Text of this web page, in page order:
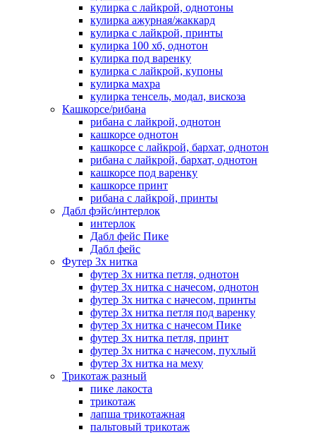
кулирка с лайкрой, однотоны
кулирка ажурная/жаккард
кулирка с лайкрой, принты
кулирка 100 хб, однотон
кулирка под варенку
кулирка с лайкрой, купоны
кулирка махра
кулирка тенсель, модал, вискоза
Кашкорсе/рибана
рибана с лайкрой, однотон
кашкорсе однотон
кашкорсе с лайкрой, бархат, однотон
рибана с лайкрой, бархат, однотон
кашкорсе под варенку
кашкорсе принт
рибана с лайкрой, принты
Дабл фэйс/интерлок
интерлок
Дабл фейс Пике
Дабл фейс
Футер 3х нитка
футер 3х нитка петля, однотон
футер 3х нитка с начесом, однотон
футер 3х нитка с начесом, принты
футер 3х нитка петля под варенку
футер 3х нитка с начесом Пике
футер 3х нитка петля, принт
футер 3х нитка с начесом, пухлый
футер 3х нитка на меху
Трикотаж разный
пике лакоста
трикотаж
лапша трикотажная
пальтовый трикотаж